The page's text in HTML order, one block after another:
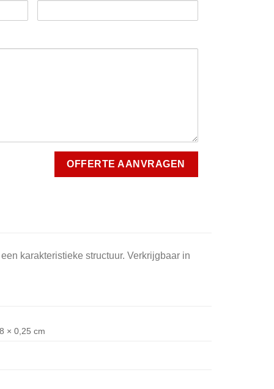
karakteristieke structuur. Verkrijgbaar in
× 0,25 cm